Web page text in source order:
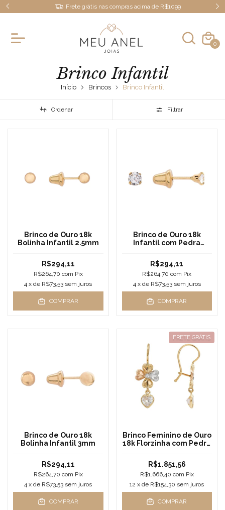
Frete grátis nas compras acima de R$1099
0
Brinco Infantil
Início Brincos Brinco Infantil
Ordenar Filtrar
Brinco de Ouro 18k
Bolinha Infantil 2.5mm
R$294,11
R$264,70 com Pix
4 x de R$73,53 sem juros
COMPRAR
Brinco de Ouro 18k
Infantil com Pedra
R$294,11
R$264,70com Pix
4 x de R$73,53 sem juros
COMPRAR
Brinco de Ouro 18k
Bolinha Infantil 3mm
R$294,11
R$264,70 com Pix
4 x de R$73,53 sem juros
COMPRAR
FRETE GRÁTIS
Brinco Feminino de Ouro
18k Florzinha com Pedra
R$1.851,56
R$1.666,40 com Pix
12 x de R$154,30 sem juros
COMPRAR